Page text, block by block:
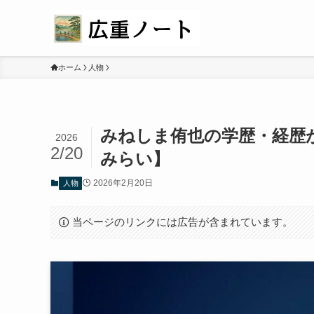
ホーム 人物
みねしま侑也の学歴・経
みらい】
2026
2/20
人物 2026年2月20日
当ページのリンクには広告が含まれています。